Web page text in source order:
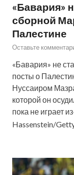
«Бавария»
сборной
Палестине
Оставьте
«Бавария» не
посты о
Нуссаиром
которой он
пока не играет
Hassenstein/